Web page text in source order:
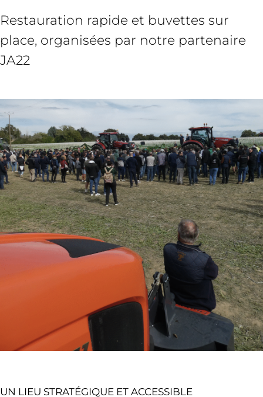
Restauration rapide et buvettes sur
place, organisées par notre partenaire
JA22
UN LIEU STRATÉGIQUE ET ACCESSIBLE